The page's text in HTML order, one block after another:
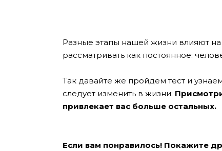
Разные этапы нашей жизни влияют
рассматривать как постоянное:
Так давайте же пройдем тест и
следует изменить в жизни:
привлекает вас больше остальных.
Если вам понравилось! Покажите